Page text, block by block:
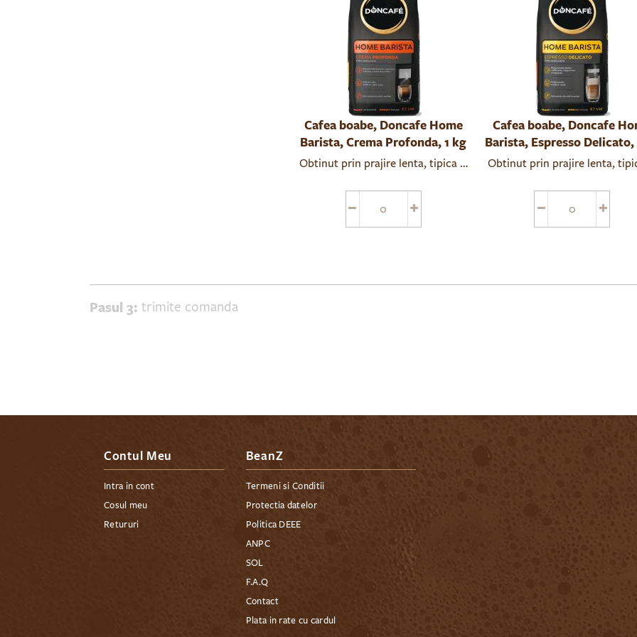
Cafea boabe, Doncafe Home
Barista, Crema Profonda, 1 kg
Obtinut prin prajire lenta, tipica pentru espresso, avand o culoare
Cafea boabe, Doncafe
Barista, Espresso Delicato,
Obtinut prin prajire lenta,
Pasul 3: trimite comanda
Contul Meu
Intra in cont
Cosul meu
Retururi
BeanZ
Termeni si Conditii
Protectia datelor
Politica DEEE
ANPC
SOL
F.A.Q
Contact
Plata in rate cu cardul